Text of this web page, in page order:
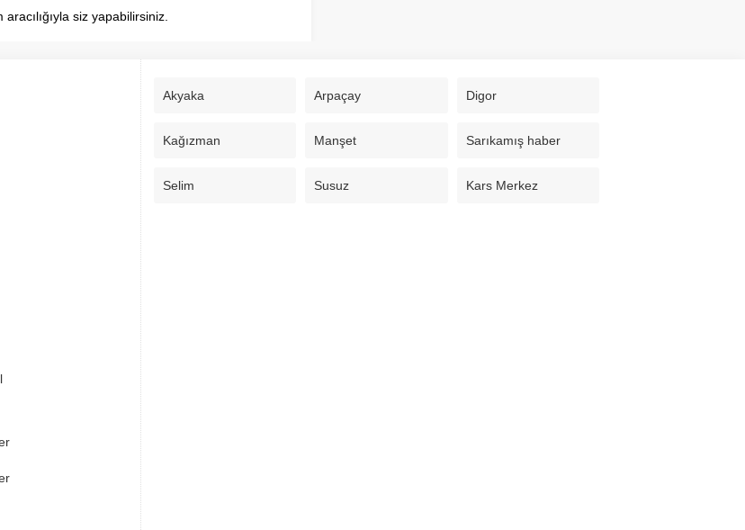
siz yapabilirsiniz.
Akyaka Arpaçay Digor
Kağızman Manşet Sarıkamış haber
Selim Susuz Kars Merkez